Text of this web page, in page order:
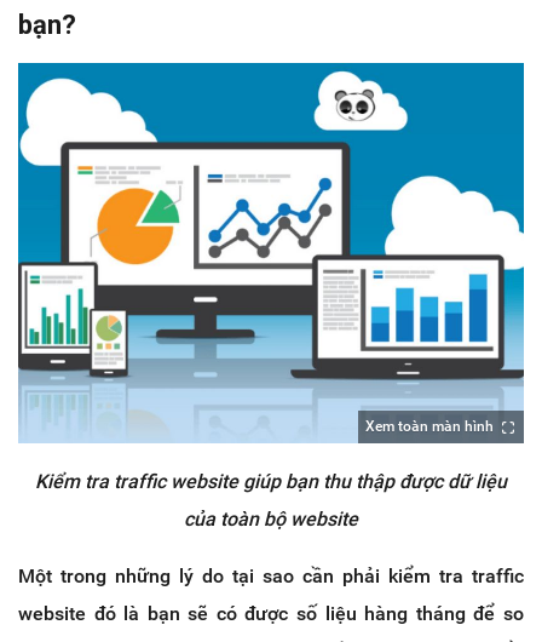
bạn?
Xem toàn màn hình
Kiểm tra traffic website giúp bạn thu thập được dữ liệu
của toàn bộ website
Một trong những lý do tại sao cần phải kiểm tra traffic
website đó là bạn sẽ có được số liệu hàng tháng để so